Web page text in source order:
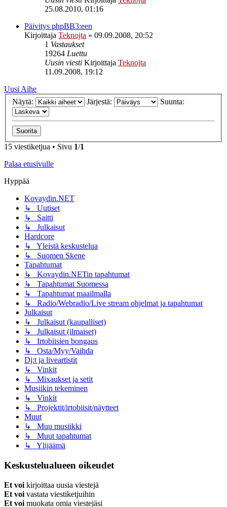
25.08.2010, 01:16
Päivitys phpBB3:een
Kirjoittaja Teknojta » 09.09.2008, 20:52
1 Vastaukset
19264 Luettu
Uusin viesti Kirjoittaja Teknojta
11.09.2008, 19:12
Uusi Aihe
Näytä:
Järjestä: Suunta:
15 viestiketjua • Sivu 1/1
Palaa etusivulle
Hyppää
Kovaydin.NET
↳ Uutiset
↳ Saitti
↳ Julkaisut
Hardcore
↳ Yleistä keskustelua
↳ Suomen Skene
Tapahtumat
↳ Kovaydin.NETin tapahtumat
↳ Tapahtumat Suomessa
↳ Tapahtumat maailmalla
↳ Radio/Webradio/Live stream ohjelmat ja tapahtumat
Julkaisut
↳ Julkaisut (kaupalliset)
↳ Julkaisut (ilmaiset)
↳ Irtobiisien bongaus
↳ Osta/Myy/Vaihda
Dj:t ja liveartistit
↳ Vinkit
↳ Mixaukset ja setit
Musiikin tekeminen
↳ Vinkit
↳ Projektit/irtobiisit/näytteet
Muut
↳ Muu musiikki
↳ Muut tapahtumat
↳ Ylijäämä
Keskustelualueen oikeudet
Et voi kirjoittaa uusia viestejä
Et voi vastata viestiketjuihin
Et voi muokata omia viestejäsi